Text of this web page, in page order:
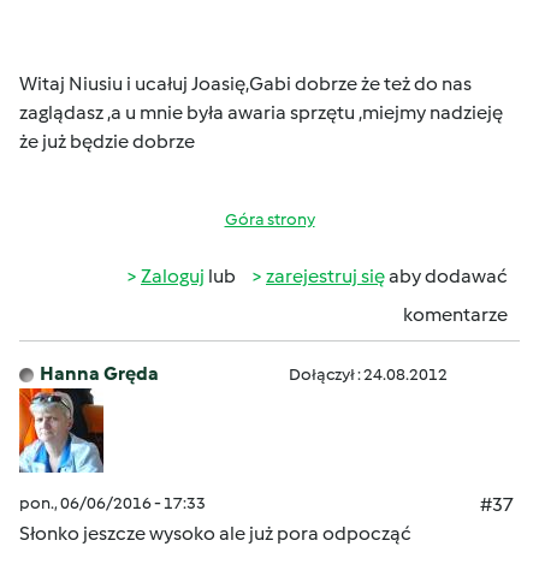
Witaj Niusiu i ucałuj Joasię,Gabi dobrze że też do nas
zaglądasz ,a u mnie była awaria sprzętu ,miejmy nadzieję
że już będzie dobrze
Góra strony
Zaloguj lub zarejestruj sięaby dodawać
komentarze
Hanna Gręda Dołączył : 24.08.2012
pon., 06/06/2016 - 17:33
#37
Słonko jeszcze wysoko ale już pora odpocząć